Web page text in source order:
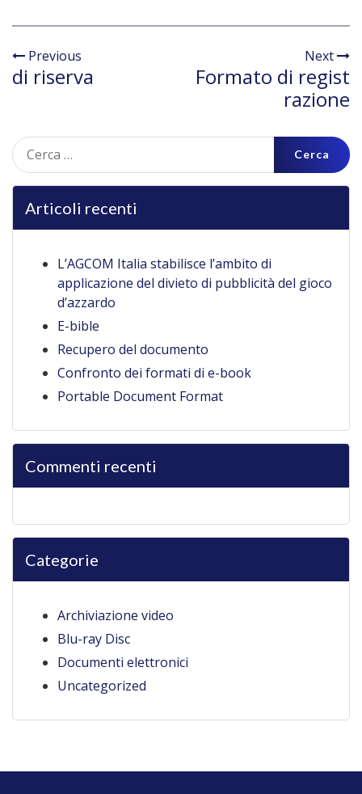
Previous
di riserva
Next
Formato di regist
razione
Ricerca
per:
Articoli recenti
L’AGCOM Italia stabilisce l’ambito di
applicazione del divieto di pubblicità del gioco
d’azzardo
E-bible
Recupero del documento
Confronto dei formati di e-book
Portable Document Format
Commenti recenti
Categorie
Archiviazione video
Blu-ray Disc
Documenti elettronici
Uncategorized